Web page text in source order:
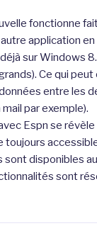
fonctionne
autre application
sur Windows
Ce qui
entre les
par exemple).
Espn se
toujours
disponibles
sont